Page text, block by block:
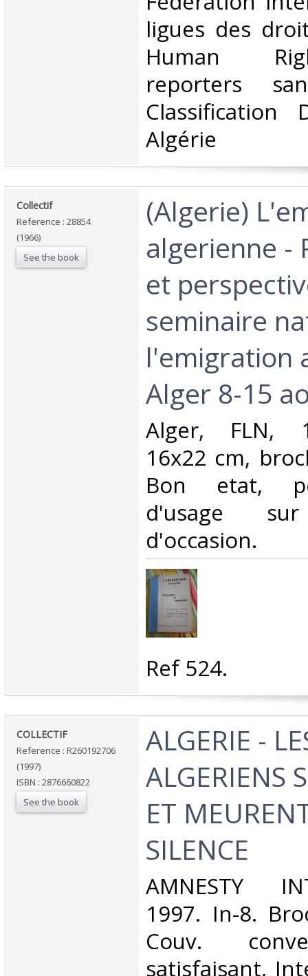
ligues des
Human
reporters
Classification
Algérie‎
‎Collectif ‎
Reference : 28854
(1966)
See the book
‎(Algerie)
algerienne -
et
seminaire
l'emigration
Alger 8-15
‎Alger, FLN,
16x22 cm,
Bon etat,
d'usage
d'occasion.‎
‎Ref 524. ‎
‎COLLECTIF‎
Reference : R260192706
(1997)
ISBN : 2876660822
See the book
‎ALGERIE -
ALGERIENS
ET
SILENCE‎
‎AMNESTY
1997. In-8.
Couv.
satisfaisant,